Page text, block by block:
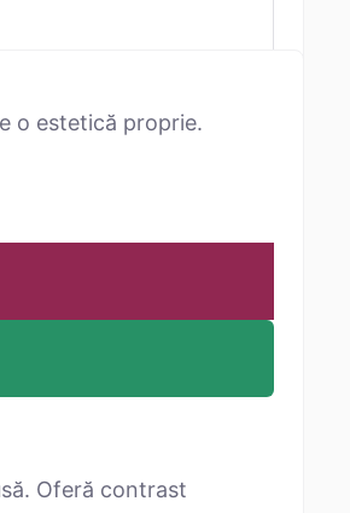
o estetică proprie.
Oferă contrast